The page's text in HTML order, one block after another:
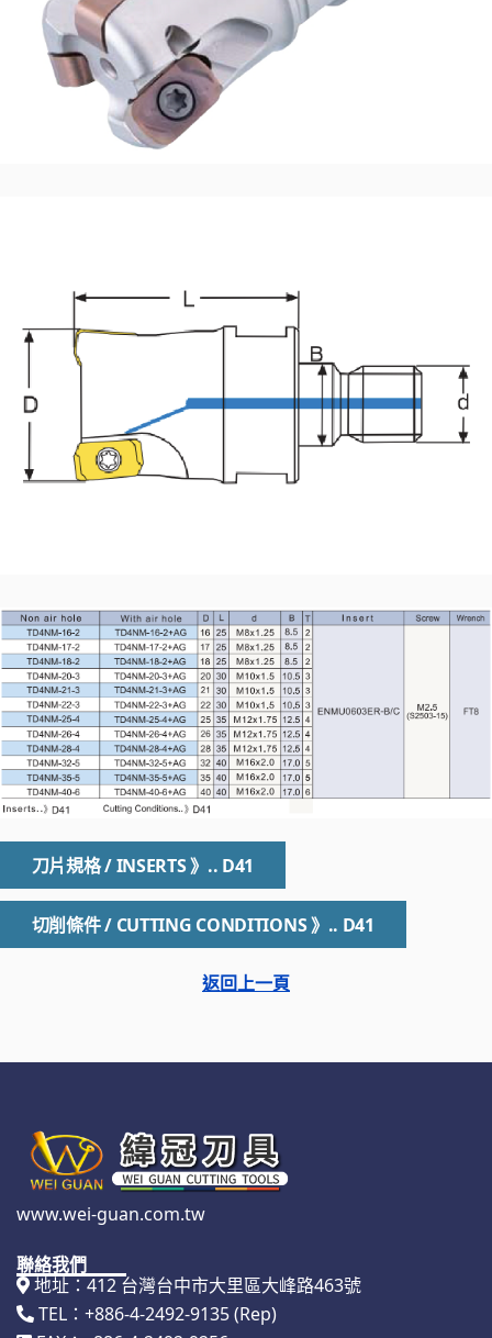
刀片規格 / INSERTS 》.. D41
切削條件 / CUTTING CONDITIONS 》.. D41
返回上一頁
www.wei-guan.com.tw
聯絡我們
地址：412 台灣台中市大里區大峰路463號
TEL：+886-4-2492-9135 (Rep)